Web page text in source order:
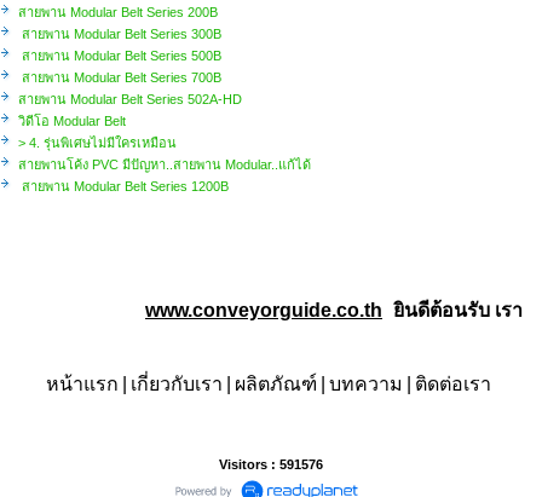
สายพาน Modular Belt Series 200B
สายพาน Modular Belt Series 300B
สายพาน Modular Belt Series 500B
สายพาน Modular Belt Series 700B
สายพาน Modular Belt Series 502A-HD
วิดีโอ Modular Belt
> 4. รุ่นพิเศษไม่มีใครเหมือน
สายพานโค้ง PVC มีปัญหา..สายพาน Modular..แก้ได้
สายพาน Modular Belt Series 1200B
www.conveyorguide.co.th ยินดีต้อนรับเราคื
หน้าแรก เกี่ยวกับเรา ผลิตภัณฑ์ บทความ ติดต่อเรา
Visitors : 591576